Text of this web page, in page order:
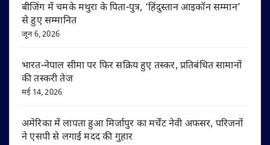
बीजिंग में चमके मथुरा के पिता-पुत्र, ‘हिंदुस्तान आइकॉन सम्मान’
से हुए सम्मानित
जून 6, 2026
भारत-नेपाल सीमा पर फिर सक्रिय हुए तस्कर, प्रतिबंधित सामानों
की तस्करी तेज
मई 14, 2026
अमेरिका में लापता हुआ मिर्जापुर का मर्चेंट नेवी अफसर, परिजनों
ने एसपी से लगाई मदद की गुहार